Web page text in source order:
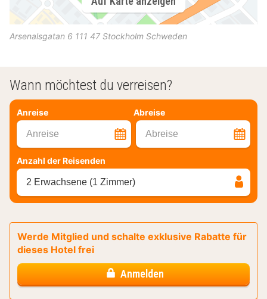
Arsenalsgatan 6 111 47 Stockholm Schweden
Wann möchtest du verreisen?
Anreise Abreise
Anreise Abreise
Anzahl der Reisenden
2 Erwachsene (1 Zimmer)
Werde Mitglied und schalte exklusive Rabatte für
dieses Hotel frei
Anmelden